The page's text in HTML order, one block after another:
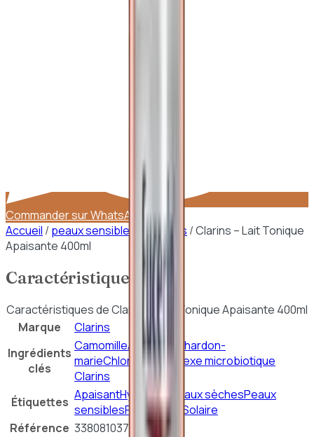
Commander sur WhatsApp
Accueil / peaux sensibles reactives /Clarins – Lait Tonique
Apaisante 400ml
Caractéristiques
Caractéristiques deClarins – Lait Tonique Apaisante 400ml
Marque
Clarins
Ingrédients
clés
CamomilleAloé vera
Chardon-
marieChlorelleComplexe microbiotique
Clarins
Étiquettes ApaisantHydratant Peaux sèchesPeaux
sensiblesProtection Solaire
Référence 3380810378863